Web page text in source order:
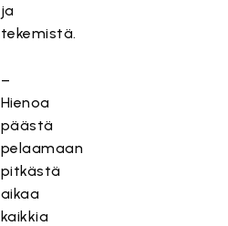
ja
tekemistä.
–
Hienoa
päästä
pelaamaan
pitkästä
aikaa
kaikkia